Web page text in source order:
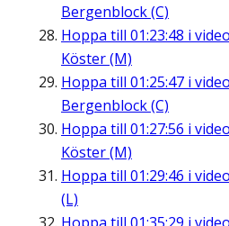
Bergenblock (C)
Hoppa till 01:23:48 i
Köster (M)
Hoppa till 01:25:47 i
Bergenblock (C)
Hoppa till 01:27:56 i
Köster (M)
Hoppa till 01:29:46 i
(L)